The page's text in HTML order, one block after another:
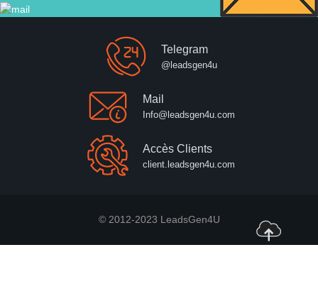
Telegram
@leadsgen4u
Mail
Info@leadsgen4u.com
Accès Clients
client.leadsgen4u.com
© 2012-2023 LeadsGen4U